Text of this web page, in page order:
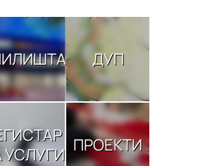
ДУП
УСЛУГИ ПРОЕКТИ